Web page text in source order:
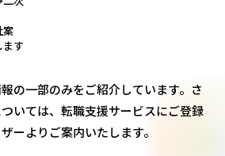
案
す
の一部のみをご紹介しています。さ
いては、転職支援サービスにご登録
ーよりご案内いたします。